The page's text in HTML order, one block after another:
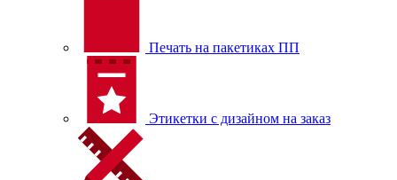
Печать на пакетиках ПП
Этикетки с дизайном на заказ